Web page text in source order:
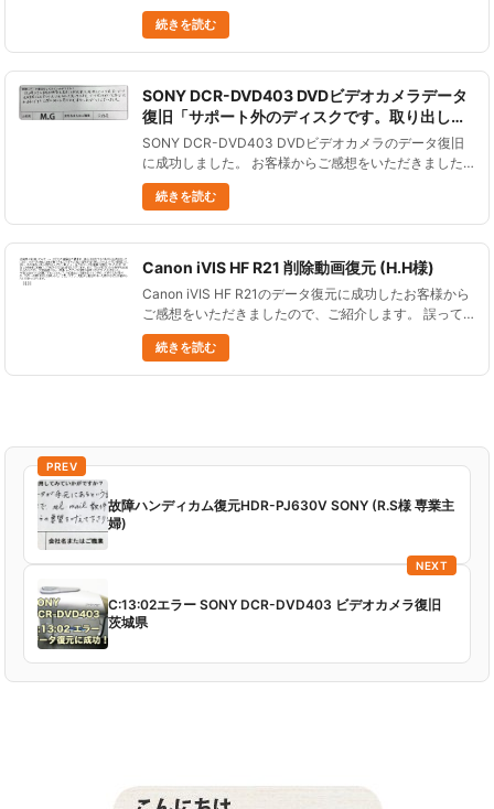
ご紹介します。 他店で見積もりに行ったところ、50万
以上、確率は半分くらいと言われてどうしよう......
続きを読む
SONY DCR-DVD403 DVDビデオカメラデータ
復旧「サポート外のディスクです。取り出して
下さい」「C:13:02」が点滅 (M.G様 公務員)
SONY DCR-DVD403 DVDビデオカメラのデータ復旧
に成功しました。 お客様からご感想をいただきました
ので、ご紹介します。 約20年ぶりに当時の映像を見る
ことが出来て感激しています。 良いデータ復旧業者さ
んを見......
続きを読む
Canon iVIS HF R21 削除動画復元 (H.H様)
Canon iVIS HF R21のデータ復元に成功したお客様から
ご感想をいただきましたので、ご紹介します。 誤って
削除したビデオカメラのデータ復元 Canon iVIS HF R21
子どもの運動会の最中に、部分消去を......
続きを読む
PREV
故障ハンディカム復元HDR-PJ630V SONY (R.S様 専業主
婦)
NEXT
C:13:02エラー SONY DCR-DVD403 ビデオカメラ復旧
茨城県